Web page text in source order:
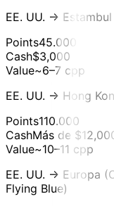
EE. UU. →
Points45.000
Cash$3,000
Value~6–7 cpp
EE. UU. → Hong
Points110.000
CashMás de
Value~10–11 cpp
EE. UU. → Europa
Flying Blue)